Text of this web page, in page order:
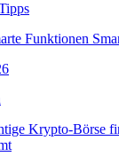
Funktionen
Krypto-Börse